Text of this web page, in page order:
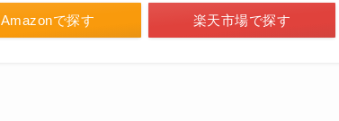
Amazonで探す 楽天市場で探す